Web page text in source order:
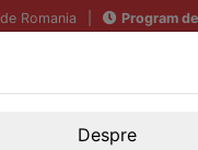
Romania Program
Despre